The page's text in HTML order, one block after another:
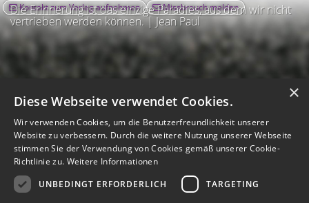
Die Erinnerung ist das einzige Paradies, aus dem wir nicht
vertrieben werden können. | Jean Paul
Kontakt zum Verlag aufnehmen Missbrauch melden
×
Diese Webseite verwendet Cookies.
Wir verwenden Cookies, um die Benutzerfreundlichkeit unserer
Website zu verbessern. Durch die weitere Nutzung unserer Webseite
stimmen Sie der Verwendung von Cookies gemäß unserer Cookie-
Richtlinie zu. Weitere Informationen
UNBEDINGT ERFORDERLICH
TARGETING